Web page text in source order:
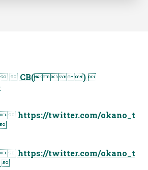
 CB() 
https://twitter.com/okano_t
https://twitter.com/okano_t
